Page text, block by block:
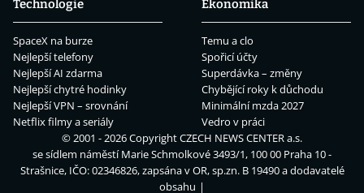
Technologie
SpaceX na burze
Nejlepší telefony
Nejlepší AI zdarma
Nejlepší chytré hodinky
Nejlepší VPN – srovnání
Netflix filmy a seriály
Ekonomika
Temu a clo
Spořicí účty
Superdávka – změny
Chybějící roky k důchodu
Minimální mzda 2027
Vedro v práci
© 2001 - 2026 CopyrightCZECH NEWS CENTER a.s.
se sídlem náměstí Marie Schmolkové 3493/1, 100 00 Praha 10 -
Strašnice, IČO: 02346826, zapsána v OR, sp.zn. B 19490 a dodavatelé
obsahu